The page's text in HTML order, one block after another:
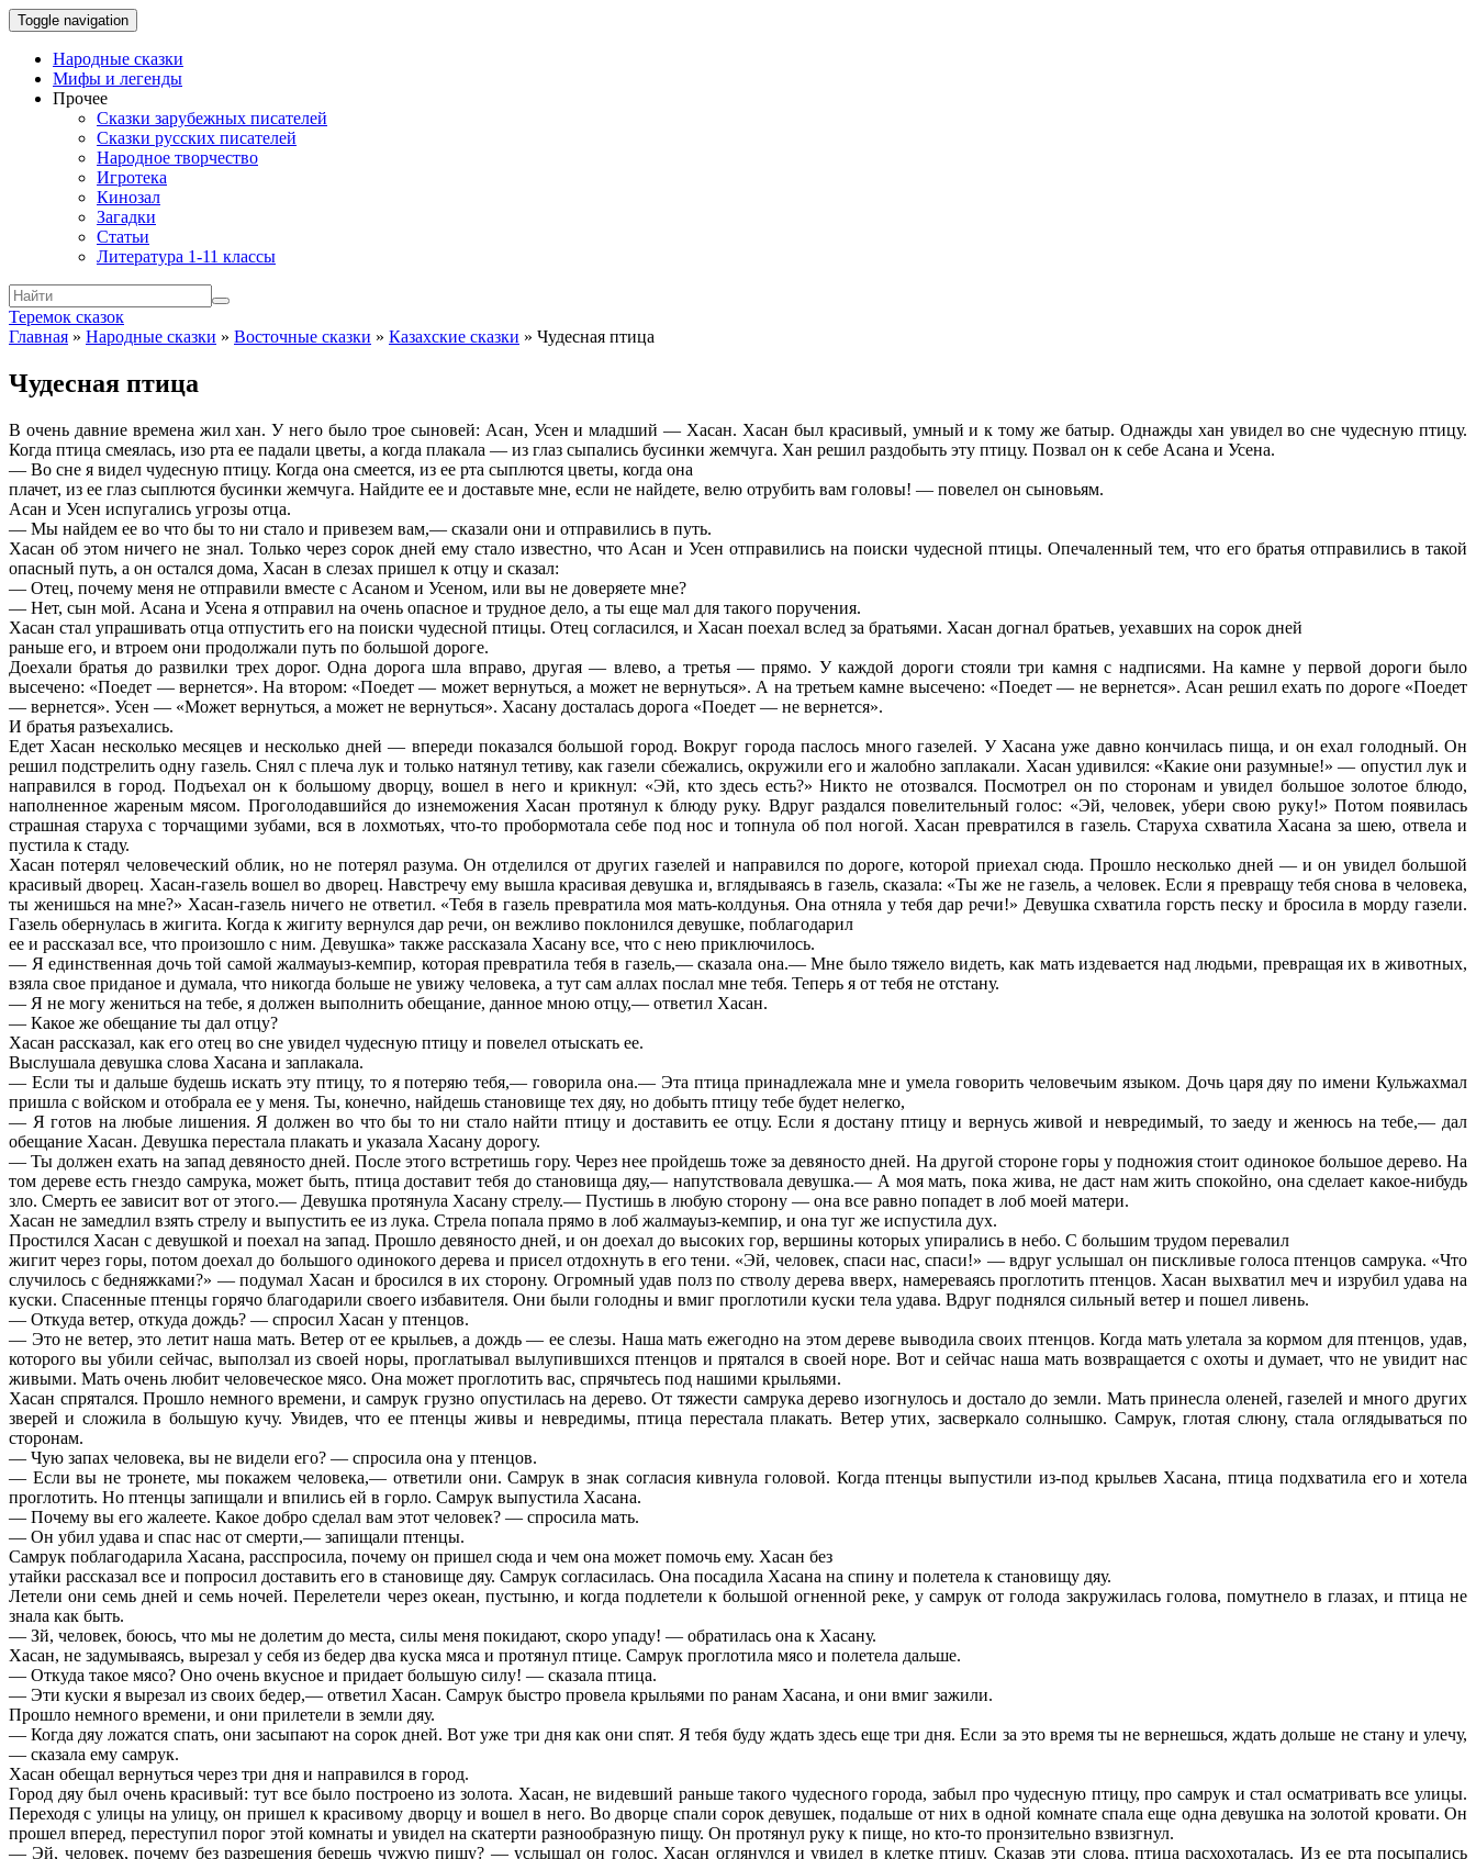
Toggle navigation
Народные сказки
Мифы и легенды
Прочее
Сказки зарубежных писателей
Сказки русских писателей
Народное творчество
Игротека
Кинозал
Загадки
Статьи
Литература 1-11 классы
Теремок сказок
Главная » Народные сказки » Восточные сказки » Казахские сказки » Чудесная птица
Чудесная птица
В очень давние времена жил хан. У него было трое сыновей: Асан, Усен и младший — Хасан. Хасан был красивый, умный и к тому же батыр. Однажды хан увидел во сне чудесную птицу.
Когда птица смеялась, изо рта ее падали цветы, а когда плакала — из глаз сыпались бусинки жемчуга. Хан решил раздобыть эту птицу. Позвал он к себе Асана и Усена.
— Во сне я видел чудесную птицу. Когда она смеется, из ее рта сыплются цветы, когда она
плачет, из ее глаз сыплются бусинки жемчуга. Найдите ее и доставьте мне, если не найдете, велю отрубить вам головы! — повелел он сыновьям.
Асан и Усен испугались угрозы отца.
— Мы найдем ее во что бы то ни стало и привезем вам,— сказали они и отправились в путь.
Хасан об этом ничего не знал. Только через сорок дней ему стало известно, что Асан и Усен отправились на поиски чудесной птицы. Опечаленный тем, что его братья отправились в такой
опасный путь, а он остался дома, Хасан в слезах пришел к отцу и сказал:
— Отец, почему меня не отправили вместе с Асаном и Усеном, или вы не доверяете мне?
— Нет, сын мой. Асана и Усена я отправил на очень опасное и трудное дело, а ты еще мал для такого поручения.
Хасан стал упрашивать отца отпустить его на поиски чудесной птицы. Отец согласился, и Хасан поехал вслед за братьями. Хасан догнал братьев, уехавших на сорок дней
раньше его, и втроем они продолжали путь по большой дороге.
Доехали братья до развилки трех дорог. Одна дорога шла вправо, другая — влево, а третья — прямо. У каждой дороги стояли три камня с надписями. На камне у первой дороги было
высечено: «Поедет — вернется». На втором: «Поедет — может вернуться, а может не вернуться». А на третьем камне высечено: «Поедет — не вернется». Асан решил ехать по дороге «Поедет
— вернется». Усен — «Может вернуться, а может не вернуться». Хасану досталась дорога «Поедет — не вернется».
И братья разъехались.
Едет Хасан несколько месяцев и несколько дней — впереди показался большой город. Вокруг города паслось много газелей. У Хасана уже давно кончилась пища, и он ехал голодный. Он
решил подстрелить одну газель. Снял с плеча лук и только натянул тетиву, как газели сбежались, окружили его и жалобно заплакали. Хасан удивился: «Какие они разумные!» — опустил лук и
направился в город. Подъехал он к большому дворцу, вошел в него и крикнул: «Эй, кто здесь есть?» Никто не отозвался. Посмотрел он по сторонам и увидел большое золотое блюдо,
наполненное жареным мясом. Проголодавшийся до изнеможения Хасан протянул к блюду руку. Вдруг раздался повелительный голос: «Эй, человек, убери свою руку!» Потом появилась
страшная старуха с торчащими зубами, вся в лохмотьях, что-то пробормотала себе под нос и топнула об пол ногой. Хасан превратился в газель. Старуха схватила Хасана за шею, отвела и
пустила к стаду.
Хасан потерял человеческий облик, но не потерял разума. Он отделился от других газелей и направился по дороге, которой приехал сюда. Прошло несколько дней — и он увидел большой
красивый дворец. Хасан-газель вошел во дворец. Навстречу ему вышла красивая девушка и, вглядываясь в газель, сказала: «Ты же не газель, а человек. Если я превращу тебя снова в человека,
ты женишься на мне?» Хасан-газель ничего не ответил. «Тебя в газель превратила моя мать-колдунья. Она отняла у тебя дар речи!» Девушка схватила горсть песку и бросила в морду газели.
Газель обернулась в жигита. Когда к жигиту вернулся дар речи, он вежливо поклонился девушке, поблагодарил
ее и рассказал все, что произошло с ним. Девушка» также рассказала Хасану все, что с нею приключилось.
— Я единственная дочь той самой жалмауыз-кемпир, которая превратила тебя в газель,— сказала она.— Мне было тяжело видеть, как мать издевается над людьми, превращая их в животных,
взяла свое приданое и думала, что никогда больше не увижу человека, а тут сам аллах послал мне тебя. Теперь я от тебя не отстану.
— Я не могу жениться на тебе, я должен выполнить обещание, данное мною отцу,— ответил Хасан.
— Какое же обещание ты дал отцу?
Хасан рассказал, как его отец во сне увидел чудесную птицу и повелел отыскать ее.
Выслушала девушка слова Хасана и заплакала.
— Если ты и дальше будешь искать эту птицу, то я потеряю тебя,— говорила она.— Эта птица принадлежала мне и умела говорить человечьим языком. Дочь царя дяу по имени Кульжахмал
пришла с войском и отобрала ее у меня. Ты, конечно, найдешь становище тех дяу, но добыть птицу тебе будет нелегко,
— Я готов на любые лишения. Я должен во что бы то ни стало найти птицу и доставить ее отцу. Если я достану птицу и вернусь живой и невредимый, то заеду и женюсь на тебе,— дал
обещание Хасан. Девушка перестала плакать и указала Хасану дорогу.
— Ты должен ехать на запад девяносто дней. После этого встретишь гору. Через нее пройдешь тоже за девяносто дней. На другой стороне горы у подножия стоит одинокое большое дерево. На
том дереве есть гнездо самрука, может быть, птица доставит тебя до становища дяу,— напутствовала девушка.— А моя мать, пока жива, не даст нам жить спокойно, она сделает какое-нибудь
зло. Смерть ее зависит вот от этого.— Девушка протянула Хасану стрелу.— Пустишь в любую сторону — она все равно попадет в лоб моей матери.
Хасан не замедлил взять стрелу и выпустить ее из лука. Стрела попала прямо в лоб жалмауыз-кемпир, и она туг же испустила дух.
Простился Хасан с девушкой и поехал на запад. Прошло девяносто дней, и он доехал до высоких гор, вершины которых упирались в небо. С большим трудом перевалил
жигит через горы, потом доехал до большого одинокого дерева и присел отдохнуть в его тени. «Эй, человек, спаси нас, спаси!» — вдруг услышал он пискливые голоса птенцов самрука. «Что
случилось с бедняжками?» — подумал Хасан и бросился в их сторону. Огромный удав полз по стволу дерева вверх, намереваясь проглотить птенцов. Хасан выхватил меч и изрубил удава на
куски. Спасенные птенцы горячо благодарили своего избавителя. Они были голодны и вмиг проглотили куски тела удава. Вдруг поднялся сильный ветер и пошел ливень.
— Откуда ветер, откуда дождь? — спросил Хасан у птенцов.
— Это не ветер, это летит наша мать. Ветер от ее крыльев, а дождь — ее слезы. Наша мать ежегодно на этом дереве выводила своих птенцов. Когда мать улетала за кормом для птенцов, удав,
которого вы убили сейчас, выползал из своей норы, проглатывал вылупившихся птенцов и прятался в своей норе. Вот и сейчас наша мать возвращается с охоты и думает, что не увидит нас
живыми. Мать очень любит человеческое мясо. Она может проглотить вас, спрячьтесь под нашими крыльями.
Хасан спрятался. Прошло немного времени, и самрук грузно опустилась на дерево. От тяжести самрука дерево изогнулось и достало до земли. Мать принесла оленей, газелей и много других
зверей и сложила в большую кучу. Увидев, что ее птенцы живы и невредимы, птица перестала плакать. Ветер утих, засверкало солнышко. Самрук, глотая слюну, стала оглядываться по
сторонам.
— Чую запах человека, вы не видели его? — спросила она у птенцов.
— Если вы не тронете, мы покажем человека,— ответили они. Самрук в знак согласия кивнула головой. Когда птенцы выпустили из-под крыльев Хасана, птица подхватила его и хотела
проглотить. Но птенцы запищали и впились ей в горло. Самрук выпустила Хасана.
— Почему вы его жалеете. Какое добро сделал вам этот человек? — спросила мать.
— Он убил удава и спас нас от смерти,— запищали птенцы.
Самрук поблагодарила Хасана, расспросила, почему он пришел сюда и чем она может помочь ему. Хасан без
утайки рассказал все и попросил доставить его в становище дяу. Самрук согласилась. Она посадила Хасана на спину и полетела к становищу дяу.
Летели они семь дней и семь ночей. Перелетели через океан, пустыню, и когда подлетели к большой огненной реке, у самрук от голода закружилась голова, помутнело в глазах, и птица не
знала как быть.
— Зй, человек, боюсь, что мы не долетим до места, силы меня покидают, скоро упаду! — обратилась она к Хасану.
Хасан, не задумываясь, вырезал у себя из бедер два куска мяса и протянул птице. Самрук проглотила мясо и полетела дальше.
— Откуда такое мясо? Оно очень вкусное и придает большую силу! — сказала птица.
— Эти куски я вырезал из своих бедер,— ответил Хасан. Самрук быстро провела крыльями по ранам Хасана, и они вмиг зажили.
Прошло немного времени, и они прилетели в земли дяу.
— Когда дяу ложатся спать, они засыпают на сорок дней. Вот уже три дня как они спят. Я тебя буду ждать здесь еще три дня. Если за это время ты не вернешься, ждать дольше не стану и улечу,
— сказала ему самрук.
Хасан обещал вернуться через три дня и направился в город.
Город дяу был очень красивый: тут все было построено из золота. Хасан, не видевший раньше такого чудесного города, забыл про чудесную птицу, про самрук и стал осматривать все улицы.
Переходя с улицы на улицу, он пришел к красивому дворцу и вошел в него. Во дворце спали сорок девушек, подальше от них в одной комнате спала еще одна девушка на золотой кровати. Он
прошел вперед, переступил порог этой комнаты и увидел на скатерти разнообразную пищу. Он протянул руку к пище, но кто-то пронзительно взвизгнул.
— Эй, человек, почему без разрешения берешь чужую пищу? — услышал он голос. Хасан оглянулся и увидел в клетке птицу. Сказав эти слова, птица расхохоталась. Из ее рта посыпались